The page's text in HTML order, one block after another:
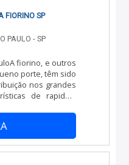
FIORINO SP
PAULO - SP
fiorino, e outros
porte, têm sido
nos grandes
de rapidez,
ser utilizado com
podendo ser
tem se buscado